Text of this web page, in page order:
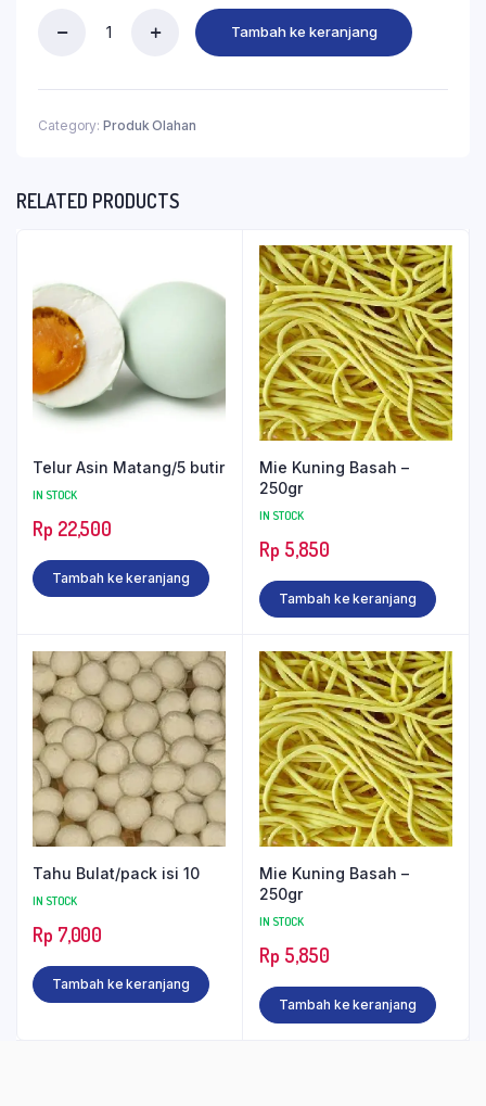
Tambah ke keranjang
Category: Produk Olahan
RELATED PRODUCTS
Telur Asin Matang/5 butir
IN STOCK
Rp 22,500
Tambah ke keranjang
Mie Kuning Basah –
250gr
IN STOCK
Rp 5,850
Tambah ke keranjang
Tahu Bulat/pack isi 10
IN STOCK
Rp 7,000
Tambah ke keranjang
Mie Kuning Basah –
250gr
IN STOCK
Rp 5,850
Tambah ke keranjang